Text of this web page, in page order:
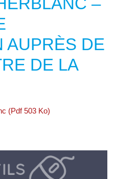
AUPRÈS DE
DE LA
(Pdf 503 Ko)